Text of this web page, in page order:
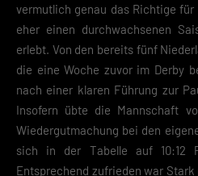
vermutlich genau das Richtige
eher einen durchwachsenen
erlebt. Von den bereits fünf
die eine Woche zuvor im Derby
nach einer klaren Führung zur
Insofern übte die Mannschaft
Wiedergutmachung bei den
sich in der Tabelle auf 10:12
Entsprechend zufrieden war Stark